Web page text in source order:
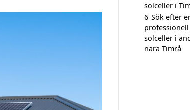
solceller i
6 Sök efter
solceller i
nära Timrå